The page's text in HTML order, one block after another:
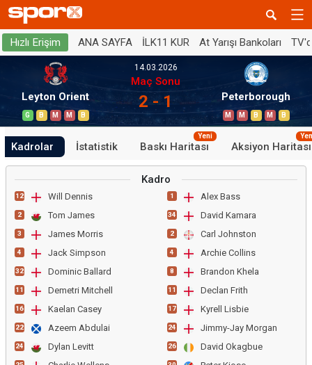
Hızlı Erişim ANA SAYFA İLK11 KUR At Yarışı Bankoları
Leyton Orient
G B M M B
14.03.2026
Maç Sonu
2 - 1 Peterborough
M M B M B
Kadrolar İstatistik Baskı Haritası
Yeni
Aksiyon Haritası
Kadro
12 Will Dennis
2 Tom James
3 James Morris
4 Jack Simpson
32 Dominic Ballard
11 Demetri Mitchell
16 Kaelan Casey
22 Azeem Abdulai
24 Dylan Levitt
1 Alex Bass
34 David Kamara
2 Carl Johnston
4 Archie Collins
8 Brandon Khela
11 Declan Frith
17 Kyrell Lisbie
24 Jimmy-Jay Morgan
26 David Okagbue